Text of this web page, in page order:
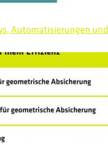
Automatisierungen